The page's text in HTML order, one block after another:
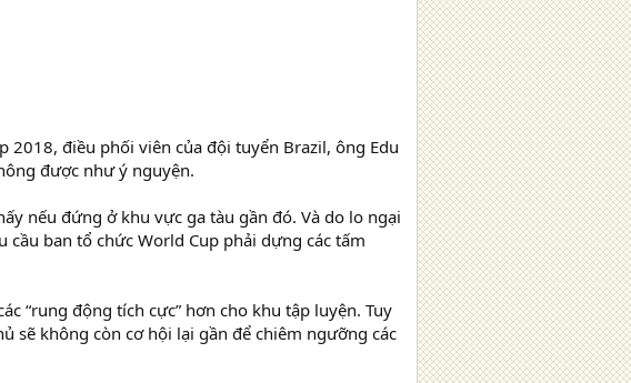
2018, điều phối viên của đội tuyển Brazil, ông Edu
được như ý nguyện.
nếu đứng ở khu vực ga tàu gần đó. Và do lo ngại
ban tổ chức World Cup phải dựng các tấm
“rung động tích cực” hơn cho khu tập luyện. Tuy
sẽ không còn cơ hội lại gần để chiêm ngưỡng các